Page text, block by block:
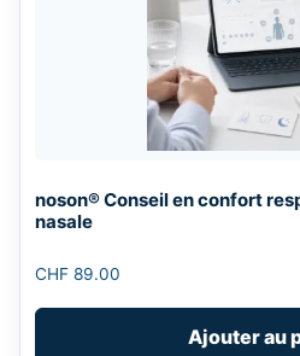
noson® Conseil en confort
nasale
CHF 89.00
Ajouter au